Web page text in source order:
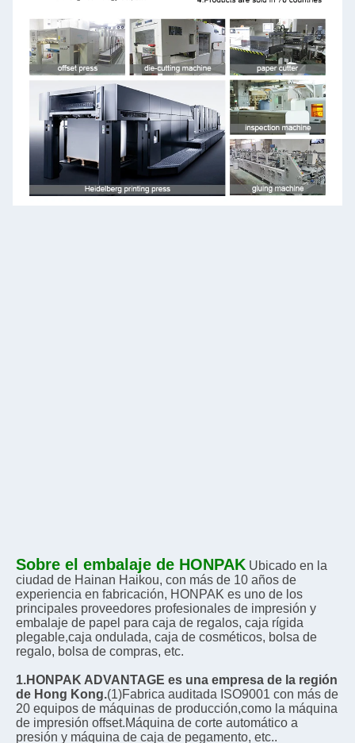
Sobre el embalaje de HONPAK Ubicado en la
ciudad de Hainan Haikou, con más de 10 años de
experiencia en fabricación, HONPAK es uno de los
principales proveedores profesionales de impresión y
embalaje de papel para caja de regalos, caja rígida
plegable,caja ondulada, caja de cosméticos, bolsa de
regalo, bolsa de compras, etc.
1.HONPAK ADVANTAGE es una empresa de la región
de Hong Kong.(1)Fabrica auditada ISO9001 con más de
20 equipos de máquinas de producción,como la máquina
de impresión offset.Máquina de corte automático a
presión y máquina de caja de pegamento, etc..